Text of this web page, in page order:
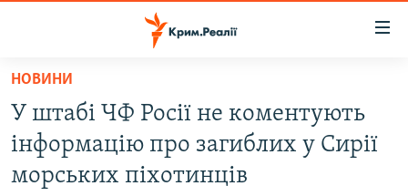
Перейти
основного
матеріалу
Перейти
до
ВОДА.КРИМ
ВІДЕО ТА ФОТО
НОВИНИ
У штабі ЧФ Росії не коментують
інформацію про загиблих у Сирії
морських піхотинців